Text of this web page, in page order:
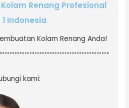
Renang Profesional
1 Indonesia
Kolam Renang Anda!
kami: